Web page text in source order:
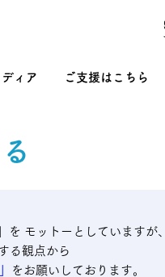
ディア ご支援はこちら
を モットーとしていますが、
る観点から
をお願いしております。